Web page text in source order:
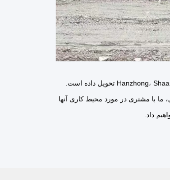
اخیراً، شرکت ماشین سازی شیان هویژونگ، یک مته جامبو XUD125B را به معدن Baoyu Xingsheng در Hanzhong، Shaanxi تحویل داده است.
ما با مشتری در مورد محیط کاری آنها
داد.